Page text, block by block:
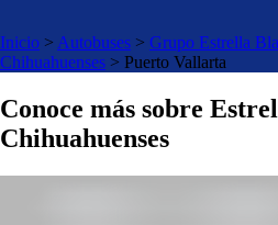
Inicio > Autobuses > Grupo Estrella
Chihuahuenses > Puerto Vallarta
Conoce más sobre
Chihuahuenses